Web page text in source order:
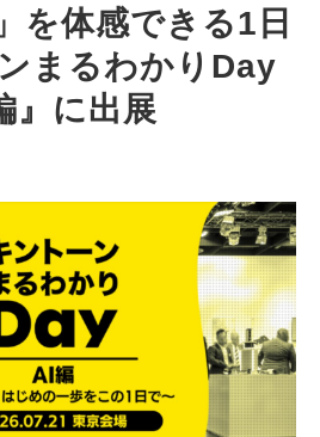
ち記事・コラム
を体感できる1日
まるわかりDay
』に出展